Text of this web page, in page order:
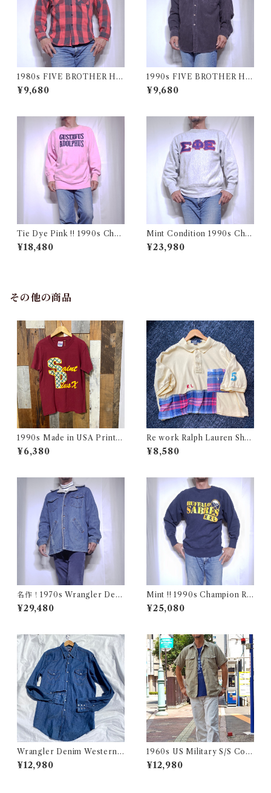
1980s FIVE BROTHER He
avy Flannel Shirt / ブロック
チェック バッファロー ヘビー
¥9,680
1990s FIVE BROTHER He
avy Flannel Shirt CHAMOI
S CLOTH Black USA / ファ
¥9,680
Tie Dye Pink !! 1990s Cha
mpion Reverse Weave USA
/ チャンピオン リバースウィ
¥18,480
Mint Condition 1990s Cha
mpion Reverse Weave Size
L / チャンピオン リバースウ
¥23,980
その他の商品
1990s Made in USA Print T
ee / 90年代 アメリカ製 プリ
ント Tシャツ 古着
¥6,380
Re work Ralph Lauren Shor
t length Polo shirt / リワー
ク ラルフローレン ショート丈
¥8,580
名作！1970s Wrangler Deni
m Wrange Coat / ラングラー
デニム ボア ランチ コート 古
¥29,480
Mint !! 1990s Champion Re
verse Weave NHL SABRES
Size L / チャンピオン リバー
¥25,080
Wrangler Denim Western S
hirt 16 1/2 Made in USA / ラ
ングラー デニム ウエスタン シ
¥12,980
1960s US Military S/S Cott
on Poplin Shirt / 60年代 US
AF USN ARMY コットン ポ
¥12,980